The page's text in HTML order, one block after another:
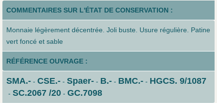
COMMENTAIRES SUR L'ÉTAT DE CONSERVATION :
Monnaie légèrement décentrée. Joli buste. Usure régulière. Patine
vert foncé et sable
RÉFÉRENCE OUVRAGE :
SMA.-- CSE.-- Spaer-- B.-- BMC.-- HGCS. 9/1087
- SC.2067 /20- GC.7098